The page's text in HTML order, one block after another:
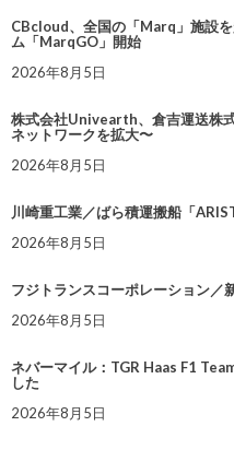
CBcloud、全国の「Marq」施設
ム「MarqGO」開始
2026年8月5日
株式会社Univearth、倉吉運送株
ネットワークを拡大〜
2026年8月5日
川崎重工業／ばら積運搬船「
2026年8月5日
フジトランスコーポレーション／
2026年8月5日
ネバーマイル：TGR Haas F1
した
2026年8月5日